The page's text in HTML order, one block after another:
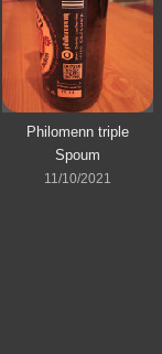
Philomenn triple
Spoum
11/10/2021